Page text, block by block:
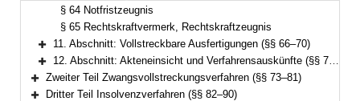
§ 64 Notfristzeugnis
§ 65 Rechtskraftvermerk, Rechtskraftzeugnis
Bereich erweitern
11. Abschnitt: Vollstreckbare Ausfertigungen (§§ 66–70)
Bereich erweitern
12. Abschnitt: Akteneinsicht und Verfahrensauskünfte (§§ 71–72)
Bereich erweitern
Zweiter Teil Zwangsvollstreckungsverfahren (§§ 73–81)
Dritter Teil Insolvenzverfahren (§§ 82–90)